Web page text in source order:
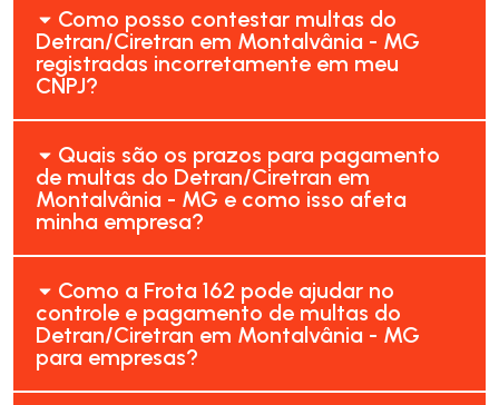
Como posso contestar multas do
Detran/Ciretran em Montalvânia - MG
registradas incorretamente em meu
CNPJ?
Quais são os prazos para pagamento
de multas do Detran/Ciretran em
Montalvânia - MG e como isso afeta
minha empresa?
Como a Frota 162 pode ajudar no
controle e pagamento de multas do
Detran/Ciretran em Montalvânia - MG
para empresas?